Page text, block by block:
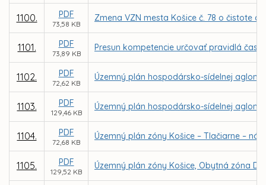
1100. PDF
73,58 KB
Zmena VZN mesta Košice č. 78 o čistote a
1101. PDF
73,89 KB
Presun kompetencie určovať pravidlá
1102. PDF
72,62 KB
Územný plán hospodársko-sídelnej
1103. PDF
129,46 KB
Územný plán hospodársko-sídelnej
1104. PDF
72,68 KB
Územný plán zóny Košice – Tlačiarne –
1105. PDF
129,52 KB
Územný plán zóny Košice, Obytná zóna